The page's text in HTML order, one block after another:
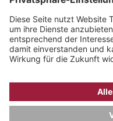
Youtube
Bachmann